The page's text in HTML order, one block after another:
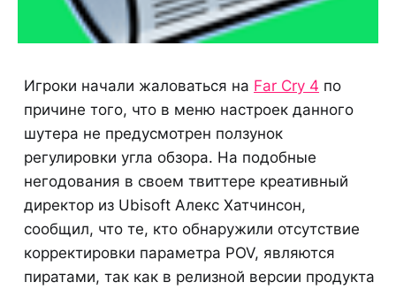
Игроки начали жаловаться на Far Cry 4 по
причине того, что в меню настроек данного
шутера не предусмотрен ползунок
регулировки угла обзора. На подобные
негодования в своем твиттере креативный
директор из Ubisoft Алекс Хатчинсон,
сообщил, что те, кто обнаружили отсутствие
корректировки параметра POV, являются
пиратами, так как в релизной версии продукта